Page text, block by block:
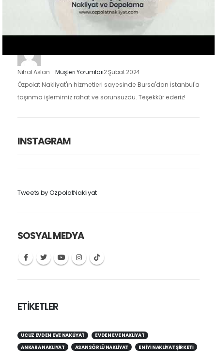
Özpolat Nakliyat ile çalışmak, Gaziantep'ten Ankara'ya
taşınma işlemimizi oldukça kolaylaştırdı. Eşyalarımızı dikkatle
Nihal Aslan-Müşteri Yorumları2 Şubat 2024
Özpolat Nakliyat'ın hizmetleri sayesinde Bursa'dan İstanbul'a
taşınma işlemimiz rahat ve sorunsuzdu. Teşekkür ederiz!
INSTAGRAM
Tweets by OzpolatNakliyat
SOSYAL MEDYA
ETİKETLER
UCUZ EVDEN EVE NAKLIYAT
EVDEN EVE NAKLIYAT
ANKARA NAKLIYAT
ASANSÖRLÜ NAKLIYAT EN IYI NAKLIYAT ŞIRKETI